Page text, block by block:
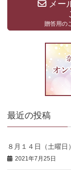
メー
贈答用の
最近の投稿
８月１４日（土曜日
2021年7月25日